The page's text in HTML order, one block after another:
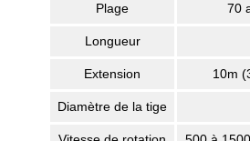
Plage 70
Longueur
Extension 10m
Diamètre de la tige